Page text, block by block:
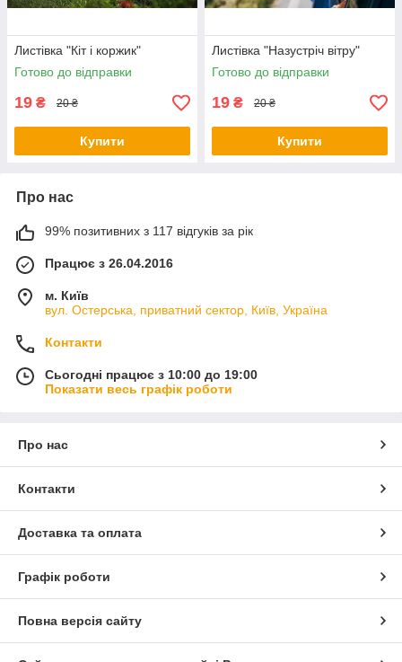
Листівка "Кіт і коржик"
Готово до відправки
19 ₴ 20 ₴
Купити
Листівка "Назустріч вітру"
Готово до відправки
19 ₴ 20 ₴
Купити
Про нас
99% позитивних з 117 відгуків за рік
Працює з 26.04.2016
м. Київ
вул. Остерська, приватний сектор, Київ, Україна
Контакти
Сьогодні працює з 10:00 до 19:00
Показати весь графік роботи
Про нас
Контакти
Доставка та оплата
Графік роботи
Повна версія сайту